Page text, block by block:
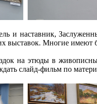
и наставник,
выставок. Многие
на этюды в
слайд-фильм по